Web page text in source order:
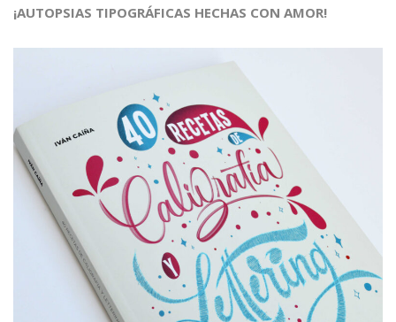
¡AUTOPSIAS TIPOGRÁFICAS HECHAS CON AMOR!